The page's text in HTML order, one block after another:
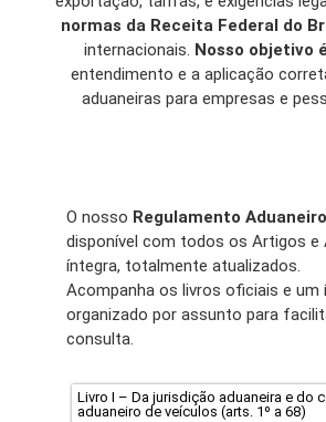
normas da Receita Federal do
internacionais. Nosso objetivo
entendimento e a aplicação
aduaneiras para empresas e
O nosso Regulamento Aduaneiro
disponível com todos os Artigos e
íntegra, totalmente atualizados.
Acompanha os livros oficiais e um
organizado por assunto para
consulta.
Livro I – Da jurisdição aduaneira e do
aduaneiro de veículos (arts. 1º a 68)